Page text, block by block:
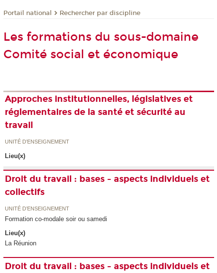
Portail national Rechercher par discipline
Les formations du sous-domaine
Comité social et économique
Approches institutionnelles, législatives et
réglementaires de la santé et sécurité au
travail
UNITÉ D’ENSEIGNEMENT
Lieu(x)
Droit du travail : bases - aspects individuels et
collectifs
UNITÉ D’ENSEIGNEMENT
Formation co-modale soir ou samedi
Lieu(x)
La Réunion
Droit du travail : bases - aspects individuels et